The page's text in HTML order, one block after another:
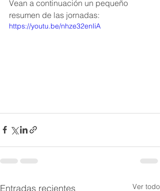
Vean a continuación un pequeño
resumen de las jornadas:
https://youtu.be/nhze32enIiA
Entradas recientes Ver todo